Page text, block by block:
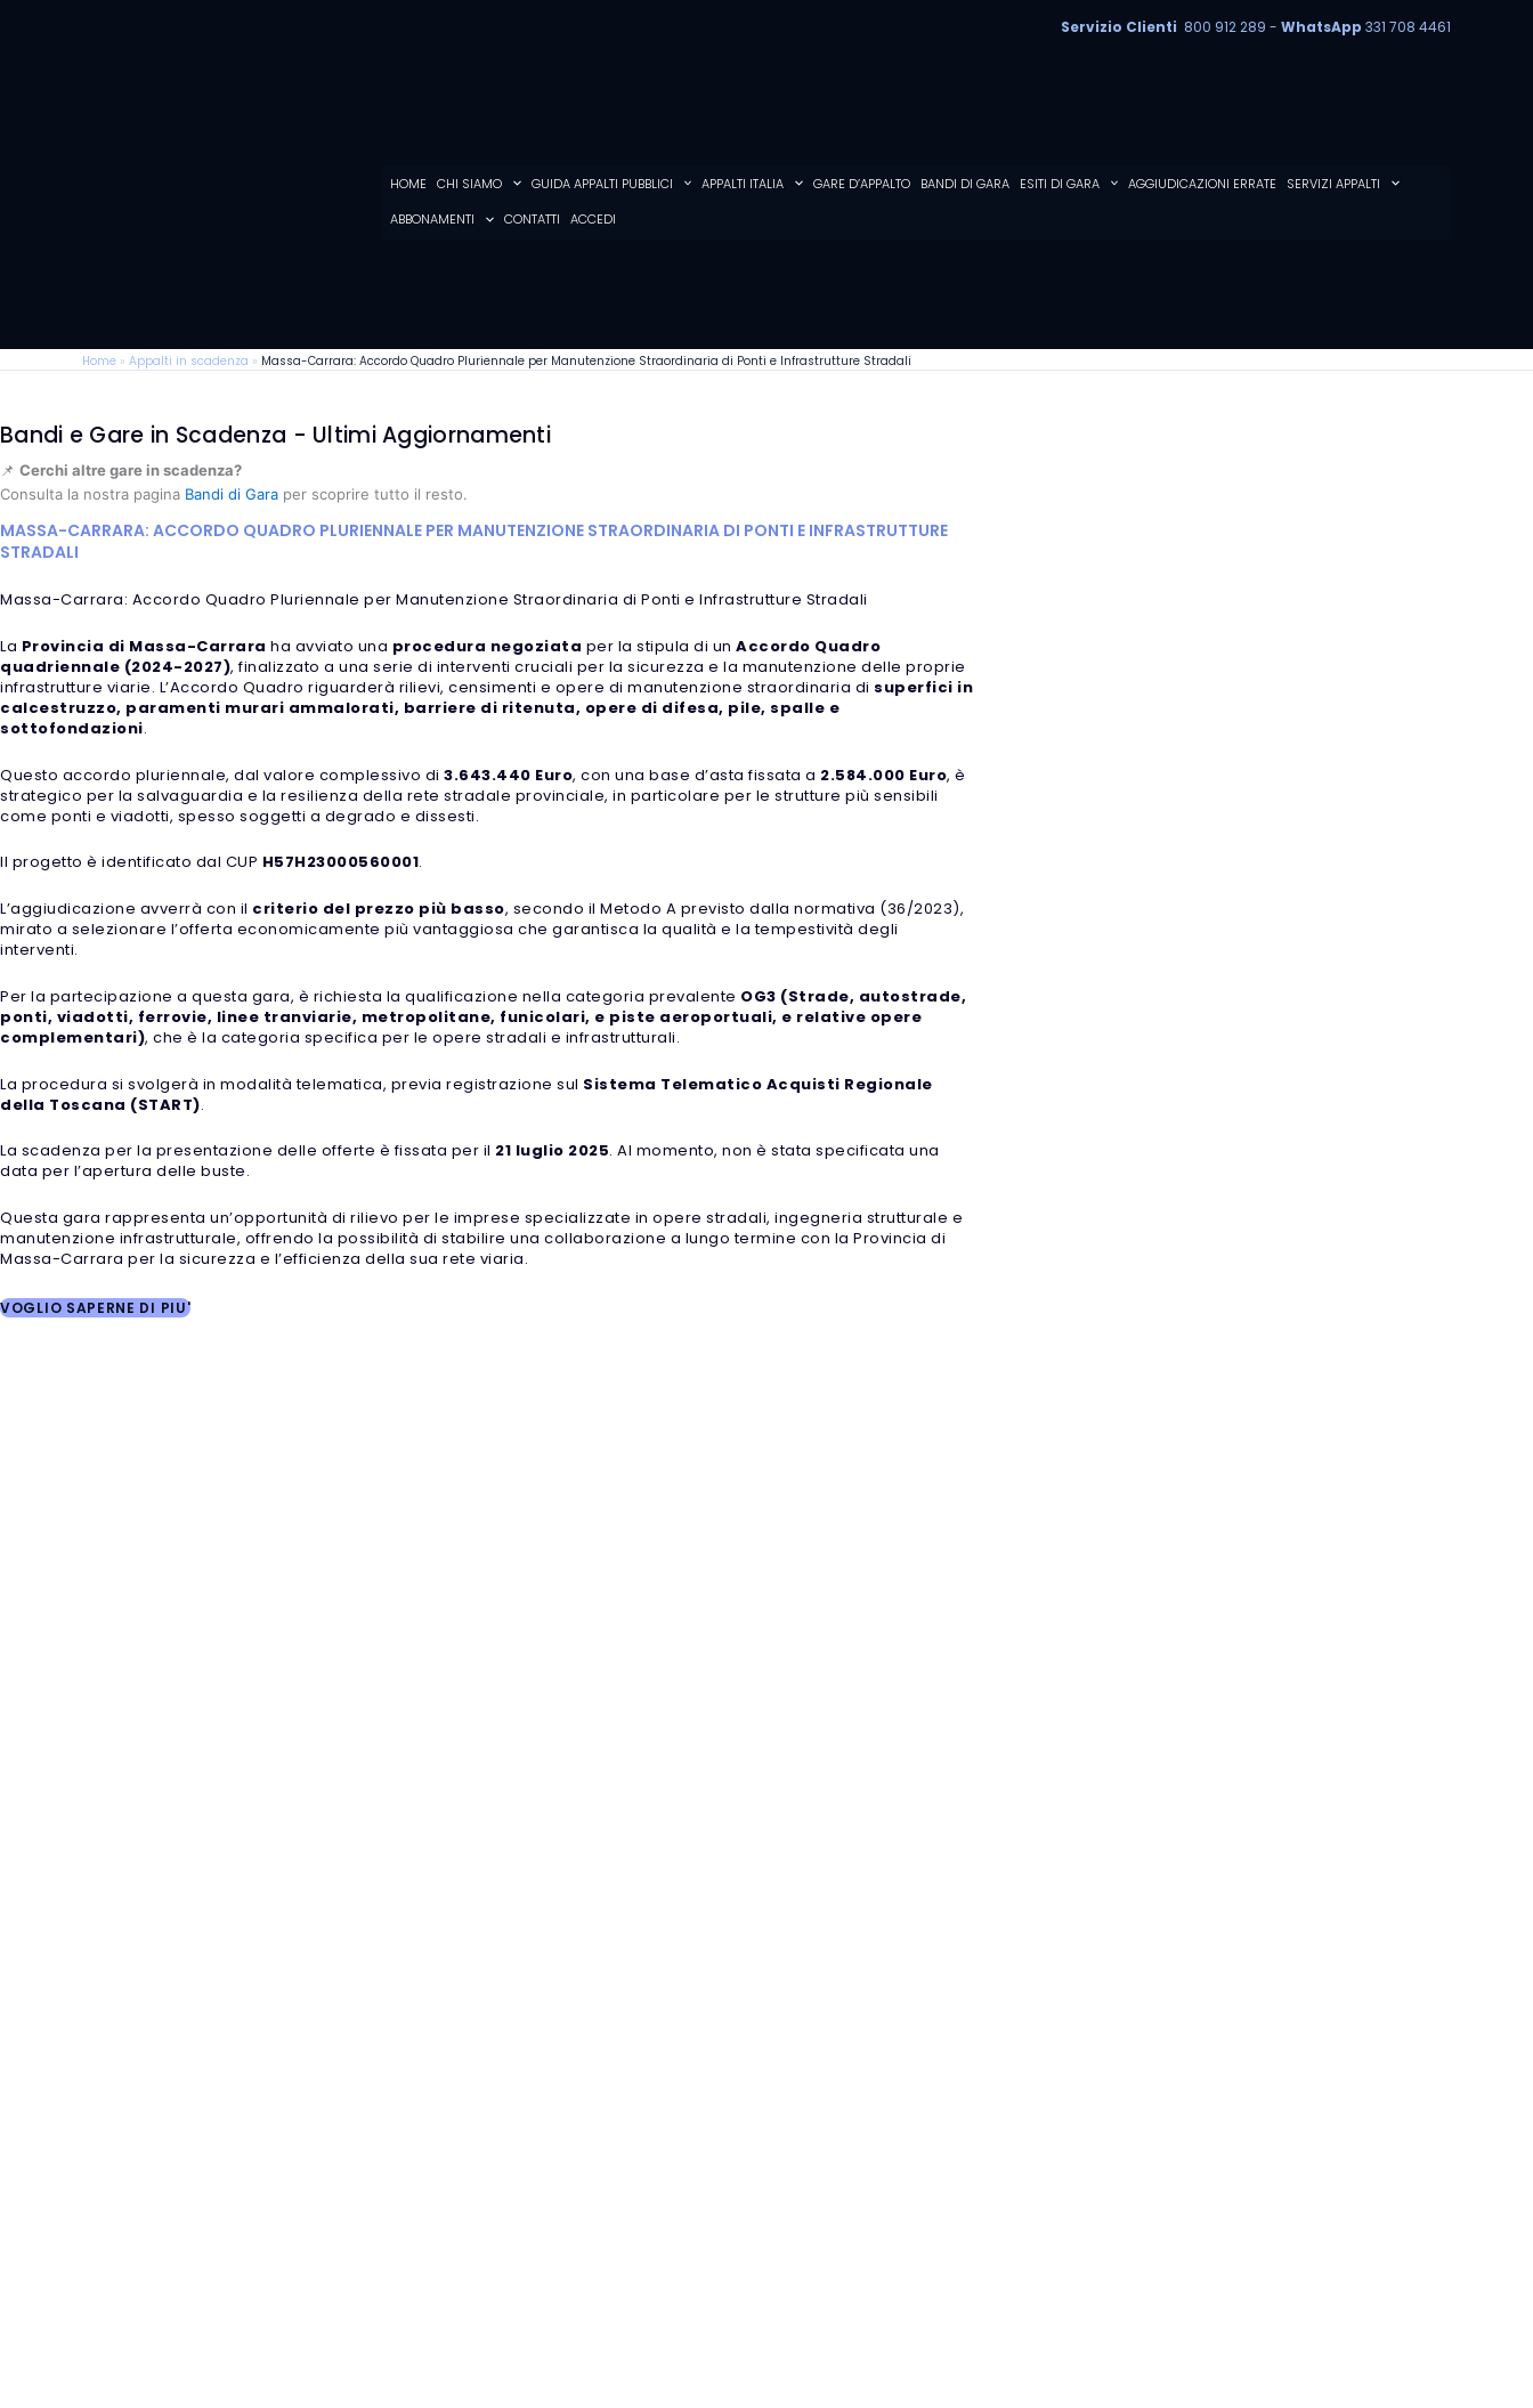
Servizio Clienti 800 912 289 - WhatsApp 331 708 4461
HOME CHI SIAMO GUIDA APPALTI PUBBLICI APPALTI ITALIA GARE D’APPALTO BANDI DI GARA ESITI DI GARA AGGIUDICAZIONI ERRATE
SERVIZI APPALTI
ABBONAMENTI
CONTATTI ACCEDI
Home » Appalti in scadenza » Massa-Carrara: Accordo Quadro Pluriennale per Manutenzione Straordinaria di Ponti e Infrastrutture Stradali
Bandi e Gare in Scadenza - Ultimi Aggiornamenti
📌 Cerchi altre gare in scadenza?
Consulta la nostra pagina Bandi di Gara per scoprire tutto il resto.
MASSA-CARRARA: ACCORDO QUADRO PLURIENNALE PER MANUTENZIONE STRAORDINARIA DI PONTI E INFRASTRUTTURE
STRADALI
Massa-Carrara: Accordo Quadro Pluriennale per Manutenzione Straordinaria di Ponti e Infrastrutture Stradali
La Provincia di Massa-Carrara ha avviato una procedura negoziata per la stipula di un Accordo Quadro
quadriennale (2024-2027), finalizzato a una serie di interventi cruciali per la sicurezza e la manutenzione delle proprie
infrastrutture viarie. L’Accordo Quadro riguarderà rilievi, censimenti e opere di manutenzione straordinaria di superfici in
calcestruzzo, paramenti murari ammalorati, barriere di ritenuta, opere di difesa, pile, spalle e
sottofondazioni.
Questo accordo pluriennale, dal valore complessivo di 3.643.440 Euro, con una base d’asta fissata a 2.584.000 Euro, è
strategico per la salvaguardia e la resilienza della rete stradale provinciale, in particolare per le strutture più sensibili
come ponti e viadotti, spesso soggetti a degrado e dissesti.
Il progetto è identificato dal CUP H57H23000560001.
L’aggiudicazione avverrà con il criterio del prezzo più basso, secondo il Metodo A previsto dalla normativa (36/2023),
mirato a selezionare l’offerta economicamente più vantaggiosa che garantisca la qualità e la tempestività degli
interventi.
Per la partecipazione a questa gara, è richiesta la qualificazione nella categoria prevalente OG3 (Strade, autostrade,
ponti, viadotti, ferrovie, linee tranviarie, metropolitane, funicolari, e piste aeroportuali, e relative opere
complementari), che è la categoria specifica per le opere stradali e infrastrutturali.
La procedura si svolgerà in modalità telematica, previa registrazione sul Sistema Telematico Acquisti Regionale
della Toscana (START).
La scadenza per la presentazione delle offerte è fissata per il 21 luglio 2025. Al momento, non è stata specificata una
data per l’apertura delle buste.
Questa gara rappresenta un’opportunità di rilievo per le imprese specializzate in opere stradali, ingegneria strutturale e
manutenzione infrastrutturale, offrendo la possibilità di stabilire una collaborazione a lungo termine con la Provincia di
Massa-Carrara per la sicurezza e l’efficienza della sua rete viaria.
VOGLIO SAPERNE DI PIU'